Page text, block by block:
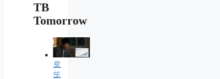
TB
Tomorrow
로
또